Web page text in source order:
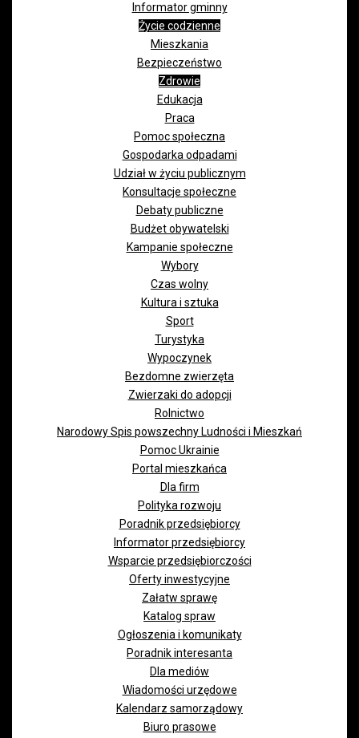
Informator gminny
Życie codzienne
Mieszkania
Bezpieczeństwo
Zdrowie
Edukacja
Praca
Pomoc społeczna
Gospodarka odpadami
Udział w życiu publicznym
Konsultacje społeczne
Debaty publiczne
Budżet obywatelski
Kampanie społeczne
Wybory
Czas wolny
Kultura i sztuka
Sport
Turystyka
Wypoczynek
Bezdomne zwierzęta
Zwierzaki do adopcji
Rolnictwo
Narodowy Spis powszechny Ludności i Mieszkań
Pomoc Ukrainie
Portal mieszkańca
Dla firm
Polityka rozwoju
Poradnik przedsiębiorcy
Informator przedsiębiorcy
Wsparcie przedsiębiorczości
Oferty inwestycyjne
Załatw sprawę
Katalog spraw
Ogłoszenia i komunikaty
Poradnik interesanta
Dla mediów
Wiadomości urzędowe
Kalendarz samorządowy
Biuro prasowe